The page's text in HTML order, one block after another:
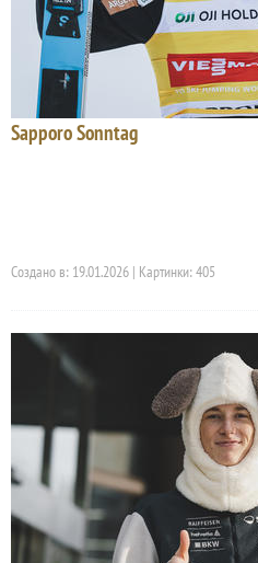
Sapporo Sonntag
Создано в: 19.01.2026 | Картинки: 405